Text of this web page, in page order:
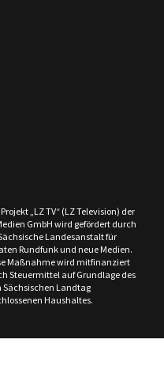
„LZ TV“ (LZ Television) der
GmbH wird gefördert durch
Landesanstalt für
Rundfunk und neue Medien.
Maßnahme wird mitfinanziert
Steuermittel auf Grundlage des
Sächsischen Landtag
Haushaltes.